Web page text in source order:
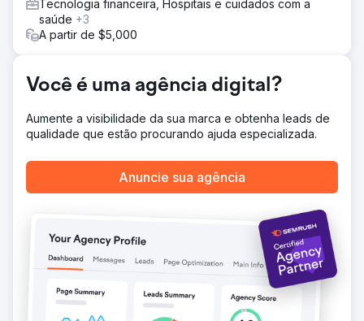
alcançando mais 114.548 pessoas por mês. - 254
destaques ganhos – um aumento de 630,77%. - 3.532
palavras-chave classificadas entre as 20 primeiras – um
Ir para a página da agência
Tecnologia financeira, Hospitais e cuidados com a
saúde +3
A partir de $5,000
Você é uma agência digital?
Aumente a visibilidade da sua marca e obtenha leads de
qualidade que estão procurando ajuda especializada.
Anuncie sua agência